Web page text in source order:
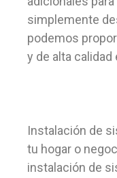
simplemente
podemos
y de alta
Instalación de
tu hogar o
instalación de